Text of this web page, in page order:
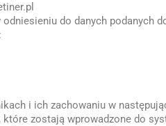
do danych podanych
i ich zachowaniu w
zostają wprowadzone do